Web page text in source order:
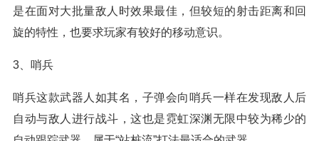
是在面对大批量敌人时效果最佳，但较短的射击距离和回
旋的特性，也要求玩家有较好的移动意识。
3、哨兵
哨兵这款武器人如其名，子弹会向哨兵一样在发现敌人后
自动与敌人进行战斗，这也是霓虹深渊无限中较为稀少的